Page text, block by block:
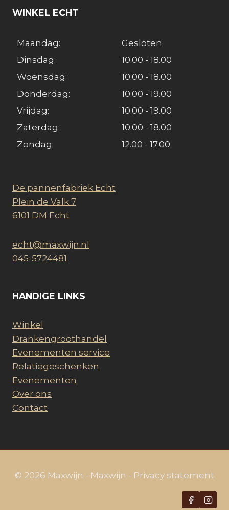
WINKEL ECHT
Maandag:
Gesloten
Dinsdag:
10.00 - 18.00
Woensdag:
10.00 - 18.00
Donderdag:
10.00 - 19.00
Vrijdag:
10.00 - 19.00
Zaterdag:
10.00 - 18.00
Zondag:
12.00 - 17.00
De pannenfabriek Echt
Plein de Valk 7
6101 DM Echt
echt@maxwijn.nl
045-5724481
HANDIGE LINKS
Winkel
Drankengroothandel
Evenementen service
Relatiegeschenken
Evenementen
Over ons
Contact
© 2026 Maxwijn - Maxwijn - Privacy statement